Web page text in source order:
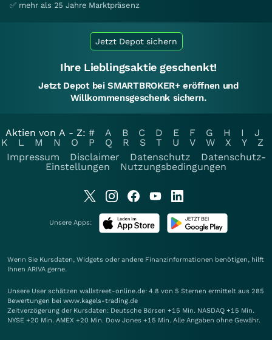
✅ mehr als 25 Jahre Marktpräsenz
Jetzt Depot sichern
Ihre Lieblingsaktie geschenkt!
Jetzt Depot bei SMARTBROKER+ eröffnen und
Willkommensgeschenk sichern.
Aktien von A - Z: # A B C D E F G H I
J
K
L M N O P Q R S T U V W X Y
Z
Impressum
Disclaimer Datenschutz
Datenschutz-
Einstellungen
Nutzungsbedingungen
Unsere Apps:
Wenn Sie Kursdaten, Widgets oder andere Finanzinformationen benötigen, hilft
Ihnen ARIVA gerne.
Unsere User schätzen wallstreet-online.de: 4.8 von 5 Sternen ermittelt aus 285
Bewertungen bei www.kagels-trading.de
Zeitverzögerung der Kursdaten: Deutsche Börsen +15 Min. NASDAQ +15 Min.
NYSE +20 Min. AMEX +20 Min. Dow Jones +15 Min. Alle Angaben ohne Gewähr.